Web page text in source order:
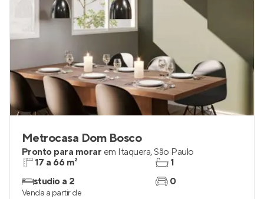
Metrocasa Dom Bosco
Pronto para morar em Itaquera,São Paulo
17 a 66 m²
studio a 2
1
0
Venda a partir de